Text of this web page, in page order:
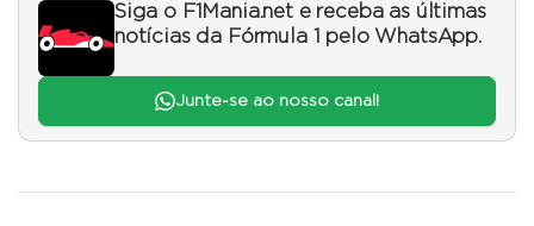
Siga o F1Mania.net e receba as últimas
notícias da Fórmula 1 pelo WhatsApp.
Junte-se ao nosso canal!